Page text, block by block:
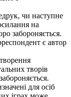
чи наступне
на
забороняється.
є автор
творів
для осіб